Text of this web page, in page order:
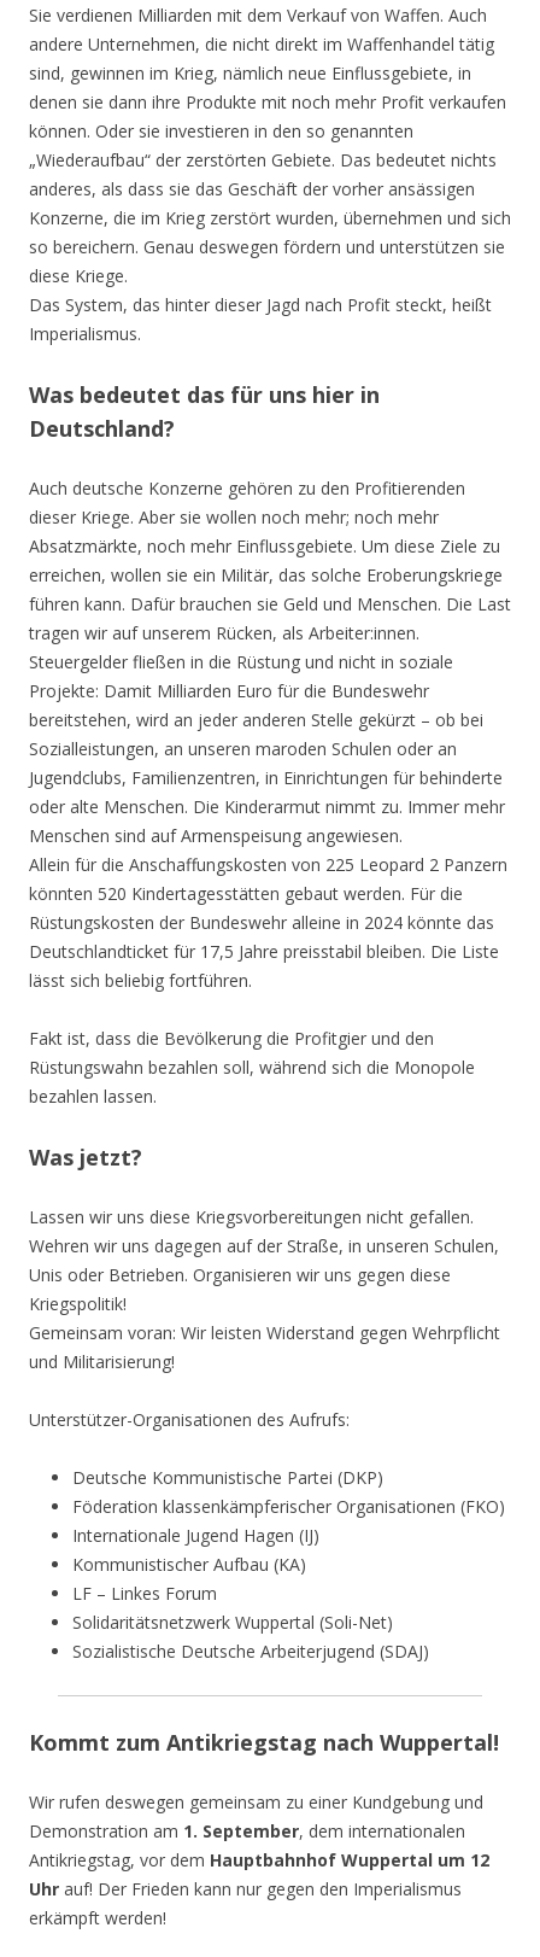
Sie verdienen Milliarden mit dem Verkauf von Waffen. Auch
andere Unternehmen, die nicht direkt im Waffenhandel tätig
sind, gewinnen im Krieg, nämlich neue Einflussgebiete, in
denen sie dann ihre Produkte mit noch mehr Profit verkaufen
können. Oder sie investieren in den so genannten
„Wiederaufbau“ der zerstörten Gebiete. Das bedeutet nichts
anderes, als dass sie das Geschäft der vorher ansässigen
Konzerne, die im Krieg zerstört wurden, übernehmen und sich
so bereichern. Genau deswegen fördern und unterstützen sie
diese Kriege.
Das System, das hinter dieser Jagd nach Profit steckt, heißt
Imperialismus.
Was bedeutet das für uns hier in
Deutschland?
Auch deutsche Konzerne gehören zu den Profitierenden
dieser Kriege. Aber sie wollen noch mehr; noch mehr
Absatzmärkte, noch mehr Einflussgebiete. Um diese Ziele zu
erreichen, wollen sie ein Militär, das solche Eroberungskriege
führen kann. Dafür brauchen sie Geld und Menschen. Die Last
tragen wir auf unserem Rücken, als Arbeiter:innen.
Steuergelder fließen in die Rüstung und nicht in soziale
Projekte: Damit Milliarden Euro für die Bundeswehr
bereitstehen, wird an jeder anderen Stelle gekürzt – ob bei
Sozialleistungen, an unseren maroden Schulen oder an
Jugendclubs, Familienzentren, in Einrichtungen für behinderte
oder alte Menschen. Die Kinderarmut nimmt zu. Immer mehr
Menschen sind auf Armenspeisung angewiesen.
Allein für die Anschaffungskosten von 225 Leopard 2 Panzern
könnten 520 Kindertagesstätten gebaut werden. Für die
Rüstungskosten der Bundeswehr alleine in 2024 könnte das
Deutschlandticket für 17,5 Jahre preisstabil bleiben. Die Liste
lässt sich beliebig fortführen.
Fakt ist, dass die Bevölkerung die Profitgier und den
Rüstungswahn bezahlen soll, während sich die Monopole
bezahlen lassen.
Was jetzt?
Lassen wir uns diese Kriegsvorbereitungen nicht gefallen.
Wehren wir uns dagegen auf der Straße, in unseren Schulen,
Unis oder Betrieben. Organisieren wir uns gegen diese
Kriegspolitik!
Gemeinsam voran: Wir leisten Widerstand gegen Wehrpflicht
und Militarisierung!
Unterstützer-Organisationen des Aufrufs:
Deutsche Kommunistische Partei (DKP)
Föderation klassenkämpferischer Organisationen (FKO)
Internationale Jugend Hagen (IJ)
Kommunistischer Aufbau (KA)
LF – Linkes Forum
Solidaritätsnetzwerk Wuppertal (Soli-Net)
Sozialistische Deutsche Arbeiterjugend (SDAJ)
Kommt zum Antikriegstag nach Wuppertal!
Wir rufen deswegen gemeinsam zu einer Kundgebung und
Demonstration am 1. September, dem internationalen
Antikriegstag, vor dem Hauptbahnhof Wuppertal um 12
Uhr auf! Der Frieden kann nur gegen den Imperialismus
erkämpft werden!